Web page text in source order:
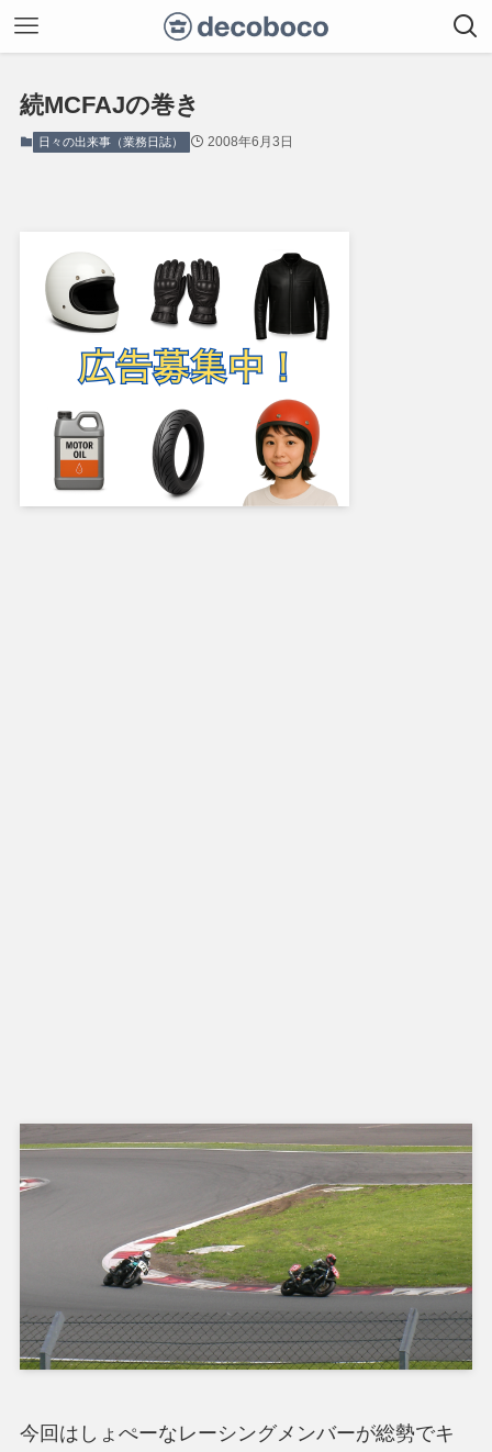
続MCFAJの巻き
日々の出来事（業務日誌） 2008年6月3日
今回はしょぺーなレーシングメンバーが総勢でキ